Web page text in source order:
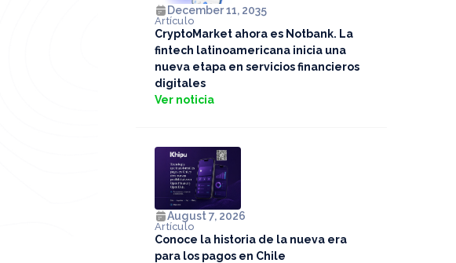
December 11, 2035
Artículo
CryptoMarket ahora es Notbank. La
fintech latinoamericana inicia una
nueva etapa en servicios financieros
digitales
Ver noticia
August 7, 2026
Artículo
Conoce la historia de la nueva era
para los pagos en Chile